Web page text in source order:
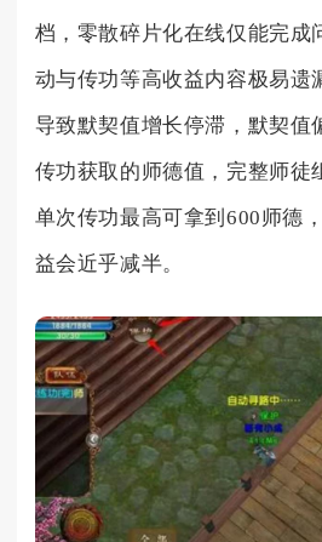
档，零散碎片化在线仅能完成
动与传功等高收益内容极易遗
导致默契值增长停滞，默契值
传功获取的师德值，完整师徒
单次传功最高可拿到600师德
益会近乎减半。